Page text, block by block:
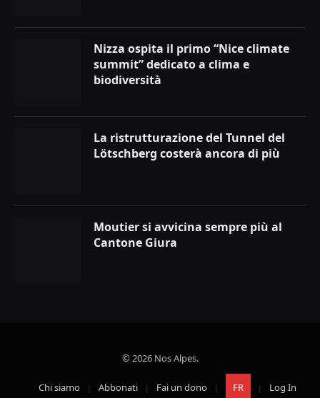
Nizza ospita il primo “Nice climate
summit” dedicato a clima e
biodiversità
La ristrutturazione del Tunnel del
Lötschberg costerà ancora di più
Moutier si avvicina sempre più al
Cantone Giura
© 2026 Nos Alpes.
Chi siamo Abbonati Fai un dono FR Log In